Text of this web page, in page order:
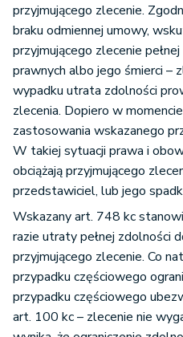
przyjmującego zlecenie.
braku odmiennej umowy,
przyjmującego zlecenie
prawnych albo jego śmierci –
wypadku utrata zdolności
zlecenia. Dopiero w
zastosowania wskazanego
W takiej sytuacji prawa i
obciążają przyjmującego
przedstawiciel, lub jego
Wskazany art. 748 kc
razie utraty pełnej zdolności
przyjmującego zlecenie. Co
przypadku częściowego
przypadku częściowego
art. 100 kc – zlecenie nie